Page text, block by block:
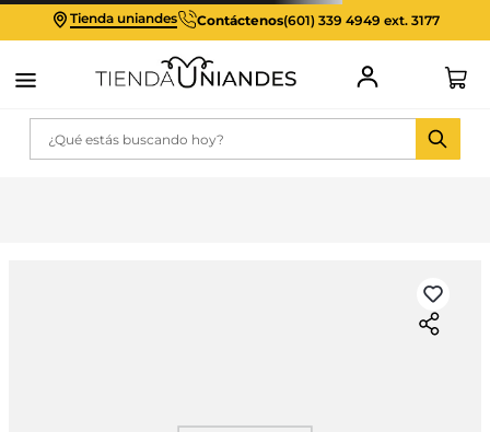
Tienda uniandes Contáctenos(601) 339 4949 ext. 3177
¿Qué estás buscando hoy?